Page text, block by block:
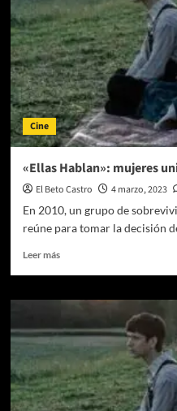
Cine
«Ellas Hablan»: mujeres
El Beto Castro 4 marzo, 2023
En 2010, un grupo de
reúne para tomar la decisión
Leer másLeer
«Ellas
mujeres
unidas
contra
horror